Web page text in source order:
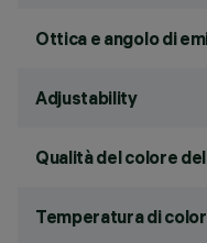
Ottica e angolo di
Adjustability
Qualità del colore
Temperatura di